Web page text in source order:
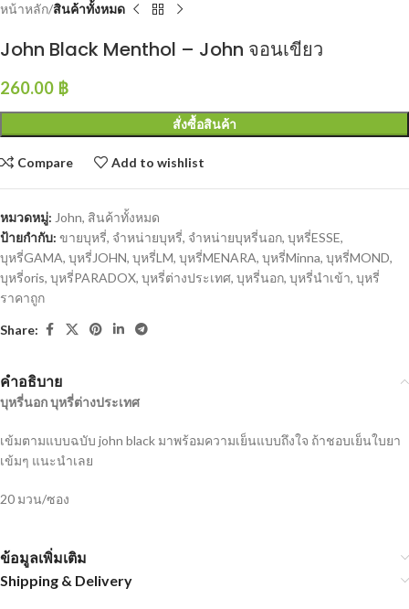
หน้าหลัก สินค้าทั้งหมด
John Black Menthol – John จอนเขียว
260.00 ฿
สั่งซื้อสินค้า
Compare Add to wishlist
หมวดหมู่: John, สินค้าทั้งหมด
ป้ายกำกับ: ขายบุหรี่, จำหน่ายบุหรี่, จำหน่ายบุหรี่นอก, บุหรี่ESSE,
บุหรี่GAMA, บุหรี่JOHN, บุหรี่LM, บุหรี่MENARA, บุหรี่Minna, บุหรี่MOND,
บุหรี่oris, บุหรี่PARADOX, บุหรี่ต่างประเทศ, บุหรี่นอก, บุหรี่นำเข้า, บุหรี่
ราคาถูก
Share:
คำอธิบาย
บุหรี่นอก บุหรี่ต่างประเทศ
เข้มตามแบบฉบับ john black มาพร้อมความเย็นแบบถึงใจ ถ้าชอบเย็นใบยา
เข้มๆ แนะนำเลย
20 มวน/ซอง
ข้อมูลเพิ่มเติม
Shipping & Delivery